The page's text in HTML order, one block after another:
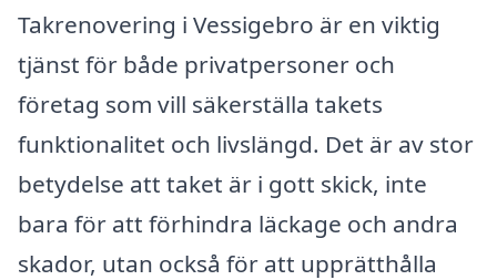
Takrenovering i Vessigebro är en viktig
tjänst för både privatpersoner och
företag som vill säkerställa takets
funktionalitet och livslängd. Det är av stor
betydelse att taket är i gott skick, inte
bara för att förhindra läckage och andra
skador, utan också för att upprätthålla